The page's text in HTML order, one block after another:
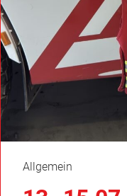
TEICHALM
Am Samstag, den
Morgen unsere
Bärenschützklamm.
Guten Hirten ging